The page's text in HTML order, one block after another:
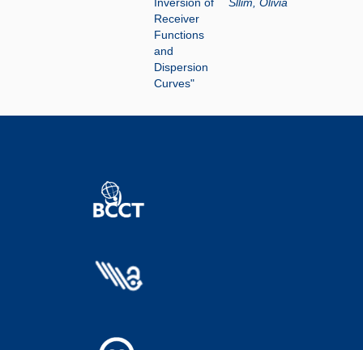
Receiver
Functions
and
Dispersion
Curves"